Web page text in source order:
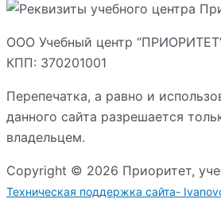
ООО Учебный центр
КПП: 370201001
Перепечатка, а равно и
данного сайта разрешается
владельцем.
Copyright © 2026 Приоритет,
Техническая поддержка сайта-